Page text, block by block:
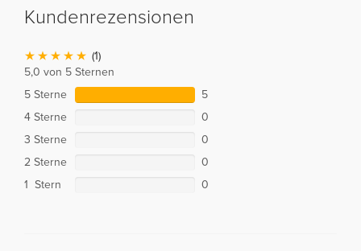
Kundenrezensionen
(1)
5,0 von 5 Sternen
5 Sterne
5
4 Sterne
0
3 Sterne
0
2 Sterne
0
1 Stern
0